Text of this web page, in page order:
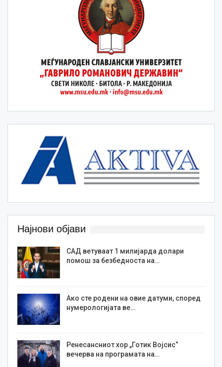
Најнови објави
САД ветуваат 1 милијарда долари
помош за безбедноста на…
Ако сте родени на овие датуми, според
нумерологијата ве…
Ренесансниот хор „Готик Војсис“
вечерва на програмата на…